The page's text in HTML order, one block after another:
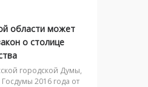
области может
о столице
городской Думы,
Госдумы 2016 года от